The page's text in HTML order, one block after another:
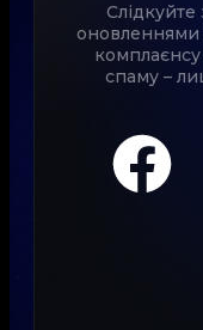
оновленнями
спаму –